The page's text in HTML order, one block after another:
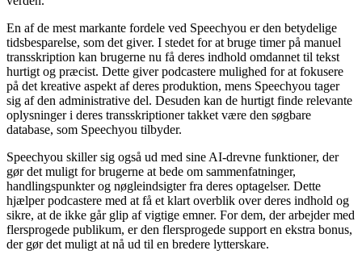
En af de mest markante fordele ved Speechyou er den betydelige
tidsbesparelse, som det giver. I stedet for at bruge timer på manuel
transskription kan brugerne nu få deres indhold omdannet til tekst
hurtigt og præcist. Dette giver podcastere mulighed for at fokusere
på det kreative aspekt af deres produktion, mens Speechyou tager
sig af den administrative del. Desuden kan de hurtigt finde relevante
oplysninger i deres transskriptioner takket være den søgbare
database, som Speechyou tilbyder.
Speechyou skiller sig også ud med sine AI-drevne funktioner, der
gør det muligt for brugerne at bede om sammenfatninger,
handlingspunkter og nøgleindsigter fra deres optagelser. Dette
hjælper podcastere med at få et klart overblik over deres indhold og
sikre, at de ikke går glip af vigtige emner. For dem, der arbejder med
flersprogede publikum, er den flersprogede support en ekstra bonus,
der gør det muligt at nå ud til en bredere lytterskare.